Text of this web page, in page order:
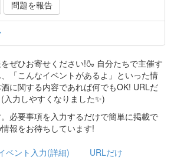
問題を報告
ぜひお寄せください!🍶 自分たちで主催す
「こんなイベントがあるよ」といった情
に関する内容であれば何でもOK! URLだ
力しやすくなりました✨)
必要事項を入力するだけで簡単に掲載で
報をお待ちしています!
ベント入力(詳細) URLだけ